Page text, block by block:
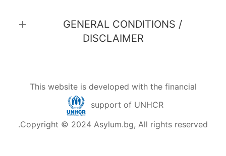
GENERAL CONDITIONS /
DISCLAIMER
This website is developed with the financial
support of UNHCR
Copyright © 2024 Asylum.bg, All rights reserved.